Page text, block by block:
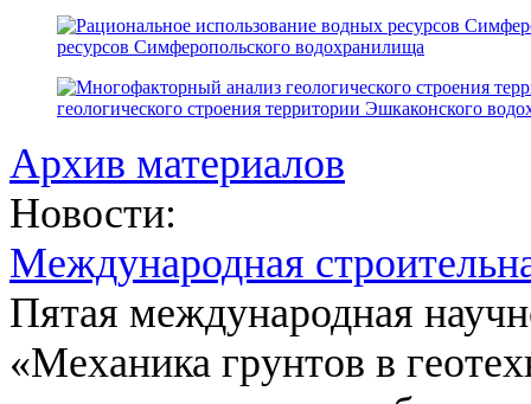
ресурсов Симферопольского водохранилища
геологического строения территории Эшкаконского
Архив материалов
Новости:
Международная
Пятая международная
«Механика грунтов в